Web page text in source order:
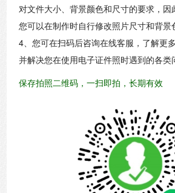
对文件大小、背景颜色和尺寸的要求，因
您可以在制作时自行修改照片尺寸和背景
4、您可在扫码后咨询在线客服，了解更
并解决您在使用电子证件照时遇到的各类
保存拍照二维码，一扫即拍，长期有效